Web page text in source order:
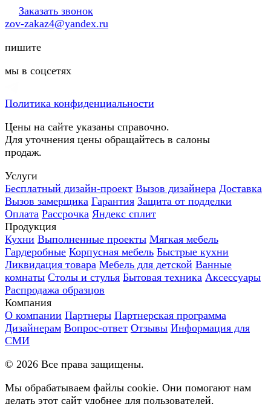
Заказать звонок
zov-zakaz4@yandex.ru
пишите
мы в соцсетях
Политика конфиденциальности
Цены на сайте указаны справочно.
Для уточнения цены обращайтесь в салоны
продаж.
Услуги
Бесплатный дизайн-проект Вызов дизайнера Доставка
Вызов замерщика Гарантия Защита от подделки
Оплата Рассрочка Яндекс сплит
Продукция
Кухни Выполненные проекты Мягкая мебель
Гардеробные Корпусная мебель Быстрые кухни
Ликвидация товара Мебель для детской Ванные
комнаты Столы и стулья Бытовая техника Аксессуары
Распродажа образцов
Компания
О компании Партнеры Партнерская программа
Дизайнерам Вопрос-ответ Отзывы Информация для
СМИ
© 2026 Все права защищены.
Мы обрабатываем файлы cookie. Они помогают нам
делать этот сайт удобнее для пользователей.